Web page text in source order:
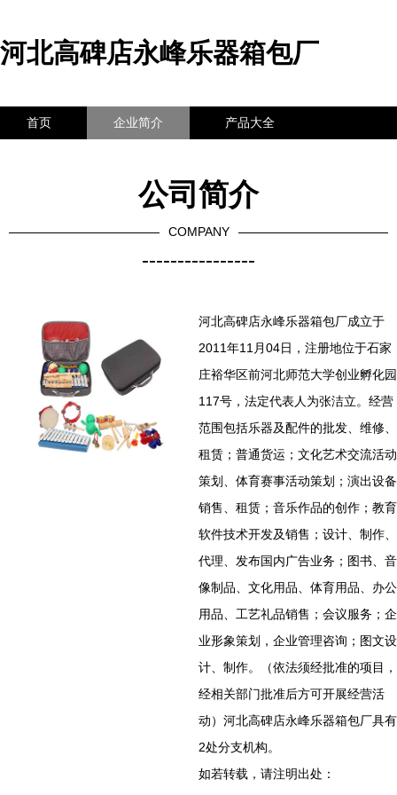
河北高碑店永峰乐器箱包厂
首页 企业简介 产品大全
公司简介
COMPANY
----------------
河北高碑店永峰乐器箱包厂成立于
2011年11月04日，注册地位于石家
庄裕华区前河北师范大学创业孵化园
117号，法定代表人为张洁立。经营
范围包括乐器及配件的批发、维修、
租赁；普通货运；文化艺术交流活动
策划、体育赛事活动策划；演出设备
销售、租赁；音乐作品的创作；教育
软件技术开发及销售；设计、制作、
代理、发布国内广告业务；图书、音
像制品、文化用品、体育用品、办公
用品、工艺礼品销售；会议服务；企
业形象策划，企业管理咨询；图文设
计、制作。（依法须经批准的项目，
经相关部门批准后方可开展经营活
动）河北高碑店永峰乐器箱包厂具有
2处分支机构。
如若转载，请注明出处：